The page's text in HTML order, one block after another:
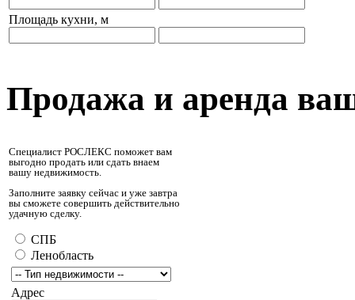
Площадь кухни, м
Продажа и аренда
Специалист РОСЛЕКС поможет вам
выгодно продать или сдать внаем
вашу недвижимость.
Заполните заявку сейчас и уже завтра
вы сможете совершить действительно
удачную сделку.
СПБ
Ленобласть
Адрес